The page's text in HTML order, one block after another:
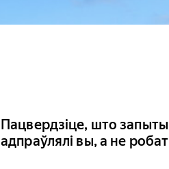
Пацвердзіце, што запыты
адпраўлялі вы, а не робат